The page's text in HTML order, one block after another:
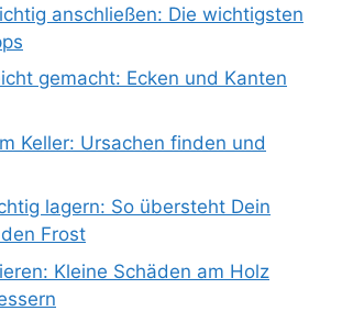
anschließen: Die wichtigsten
gemacht: Ecken und Kanten
Keller: Ursachen finden und
lagern: So übersteht Dein
Frost
Kleine Schäden am Holz